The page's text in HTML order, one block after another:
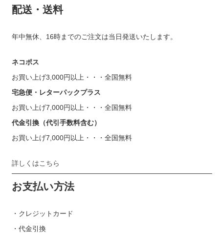
配送・送料
年中無休、16時までのご注文は当日発送いたします。
ネコポス
お買い上げ3,000円以上・・・全国無料
宅急便・レターパックプラス
お買い上げ7,000円以上・・・全国無料
代金引換（代引手数料含む）
お買い上げ7,000円以上・・・全国無料
詳しくはこちら
お支払い方法
・クレジットカード
・代金引換